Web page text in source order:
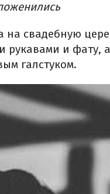
на свадебную
рукавами и фату,
галстуком.